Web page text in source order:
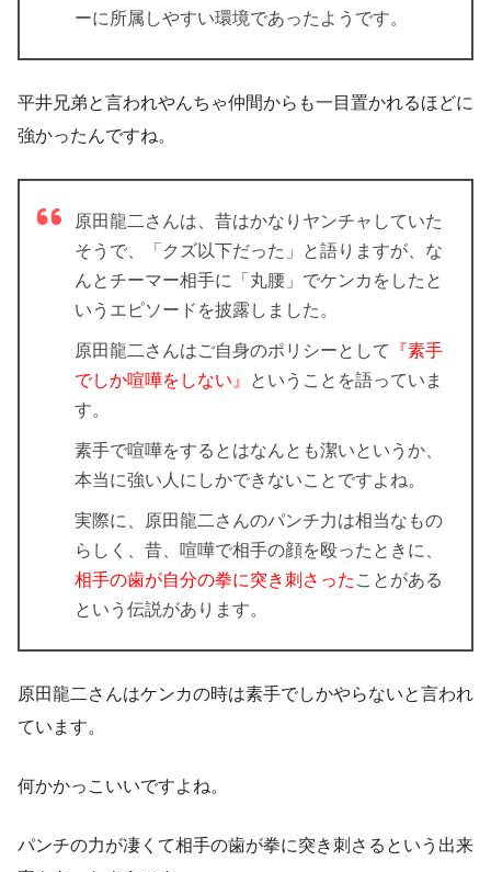
ーに所属しやすい環境であったようです。
平井兄弟と言われやんちゃ仲間からも一目置かれるほどに
強かったんですね。
原田龍二さんは、昔はかなりヤンチャしていた
そうで、「クズ以下だった」と語りますが、な
んとチーマー相手に「丸腰」でケンカをしたと
いうエピソードを披露しました。
原田龍二さんはご自身のポリシーとして
『素手
でしか喧嘩をしない』
ということを語っていま
す。
素手で喧嘩をするとはなんとも潔いというか、
本当に強い人にしかできないことですよね。
実際に、原田龍二さんのパンチ力は相当なもの
らしく、昔、喧嘩で相手の顔を殴ったときに、
相手の歯が自分の拳に突き刺さった ことがある
という伝説があります。
原田龍二さんはケンカの時は素手でしかやらないと言われ
ています。
何かかっこいいですよね。
パンチの力が凄くて相手の歯が拳に突き刺さるという出来